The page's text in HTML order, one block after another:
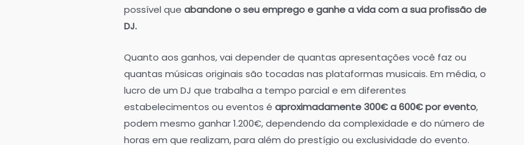
possível que abandone o seu emprego e ganhe a vida com a sua profissão de
DJ.
Quanto aos ganhos, vai depender de quantas apresentações você faz ou
quantas músicas originais são tocadas nas plataformas musicais. Em média, o
lucro de um DJ que trabalha a tempo parcial e em diferentes
estabelecimentos ou eventos é aproximadamente 300€ a 600€ por evento,
podem mesmo ganhar 1.200€, dependendo da complexidade e do número de
horas em que realizam, para além do prestígio ou exclusividade do evento.